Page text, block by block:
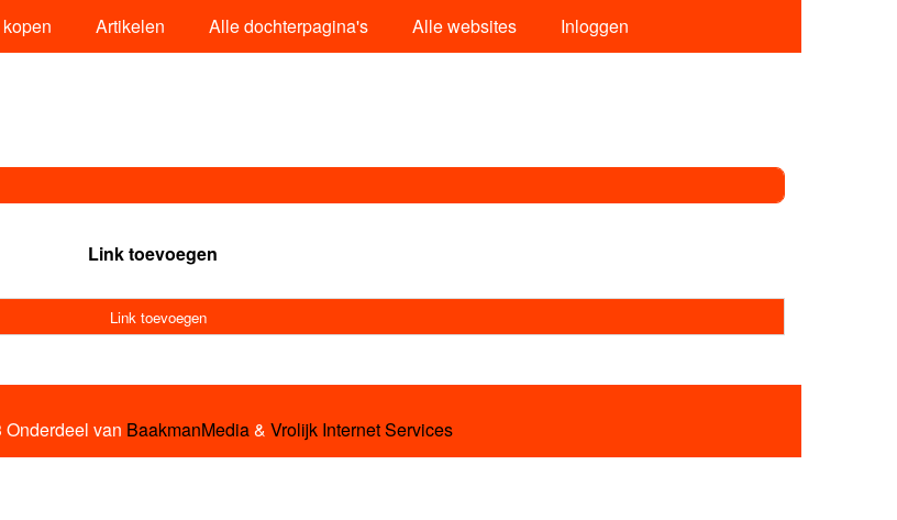
Artikelen Alle dochterpagina's Alle websites Inloggen
Link toevoegen
Link toevoegen
van BaakmanMedia& Vrolijk Internet Services